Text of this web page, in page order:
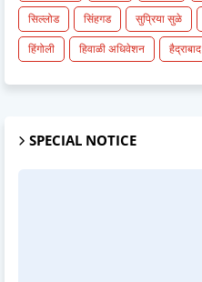
सिल्लोड
सिंहगड सुप्रिया सुळे
हिंगोली
हिवाळी अधिवेशन हैद्राबाद
SPECIAL NOTICE